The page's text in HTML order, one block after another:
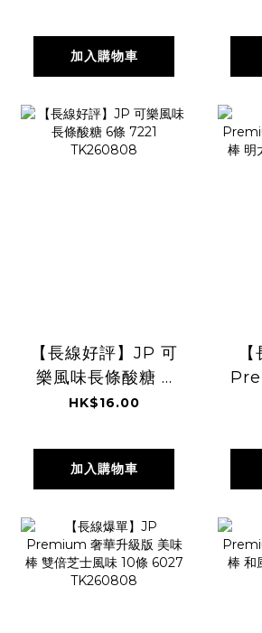
加入購物車
【長線好評】JP 可
樂風味長條酸糖 6
條 7221
HK$16.00
加入購物車
級